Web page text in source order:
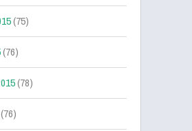
(75)
(76)
(78)
(76)